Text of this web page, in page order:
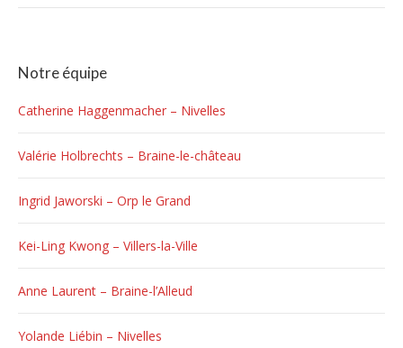
Notre équipe
Catherine Haggenmacher – Nivelles
Valérie Holbrechts – Braine-le-château
Ingrid Jaworski – Orp le Grand
Kei-Ling Kwong – Villers-la-Ville
Anne Laurent – Braine-l’Alleud
Yolande Liébin – Nivelles